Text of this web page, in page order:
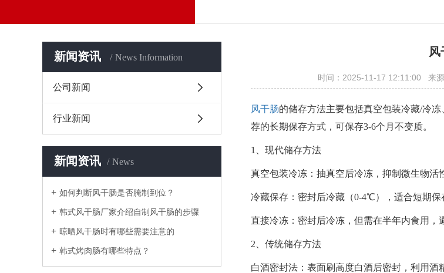
新闻资讯 News Information
公司新闻
行业新闻
新闻资讯 News
如何判断风干肠是否腌制到位？
韩式风干肠厂家介绍自制风干肠的步骤
晾晒风干肠时有哪些需要注意的
韩式烤肉肠有哪些特点？
风
时间：2025-11-17 12:11:00 来
风干肠的储存方法主要包括‌真空包装冷藏/冷
荐的长期保存方式，可保存3-6个月不变质。‌‌
1‌‌、现代储存方法
真空包装冷冻‌：抽真空后冷冻，抑制微生物活
冷藏保存‌：密封后冷藏（0-4℃），适合短期保
直接冷冻‌：密封后冷冻，但需在半年内食用，
2、传统储存方法
白酒密封法‌：表面刷高度白酒后密封，利用酒